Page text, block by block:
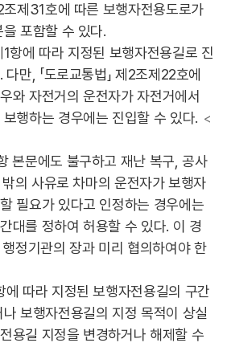
2조제31호에 따른 보행자전용도로가
포함할 수 있다.
항에 따라 지정된 보행자전용길로 진
만, 「도로교통법」 제2조제22호에
와 자전거의 운전자가 자전거에서
행하는 경우에는 진입할 수 있다. <
본문에도 불구하고 재난 복구, 공사
의 사유로 차마의 운전자가 보행자
필요가 있다고 인정하는 경우에는
대를 정하여 허용할 수 있다. 이 경
정기관의 장과 미리 협의하여야 한
따라 지정된 보행자전용길의 구간
보행자전용길의 지정 목적이 상실
용길 지정을 변경하거나 해제할 수